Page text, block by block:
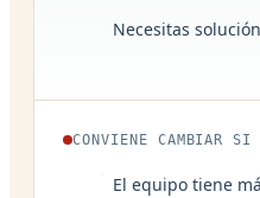
Necesitas
CONVIENE CAMBIAR SI
El equipo tiene